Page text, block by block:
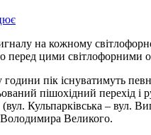
на кожному
перед цими світлофорними
пік існуватимуть
пішохідний
Кульпарківська – вул.
Володимира Великого.